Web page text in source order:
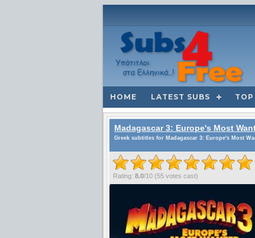
HOME LATEST SUBS TOP
Madagascar 3: Europe's Most
Greek subtitles for Madagascar 3: Europe's Most
Rating: 8.0/10 (55 votes cast)